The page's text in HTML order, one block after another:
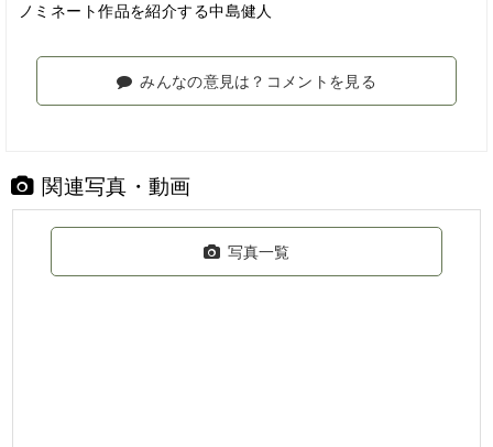
ノミネート作品を紹介する中島健人
みんなの意見は？コメントを見る
関連写真・動画
写真一覧